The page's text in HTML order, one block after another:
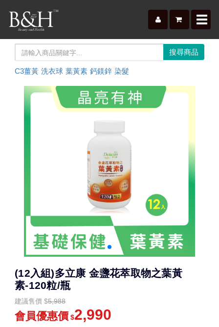
C3薑黃 洗衣球 葉黃素 鈣鎂鋅 染髮
(12入組)多立康 金盞花萃取物之葉黃
素-120粒/瓶
建議售價 $5,988
會員優惠價 $2,990